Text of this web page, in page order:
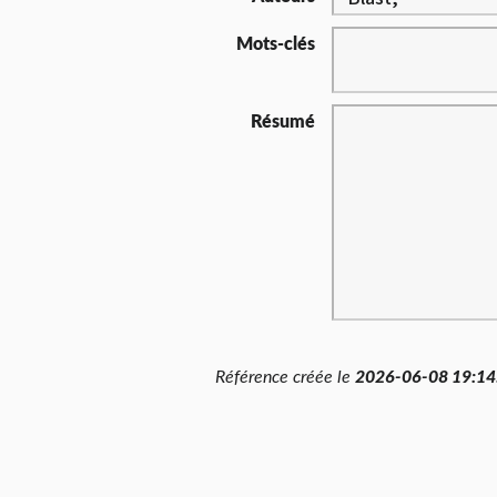
Mots-clés
Résumé
Référence créée le 2026-06-08